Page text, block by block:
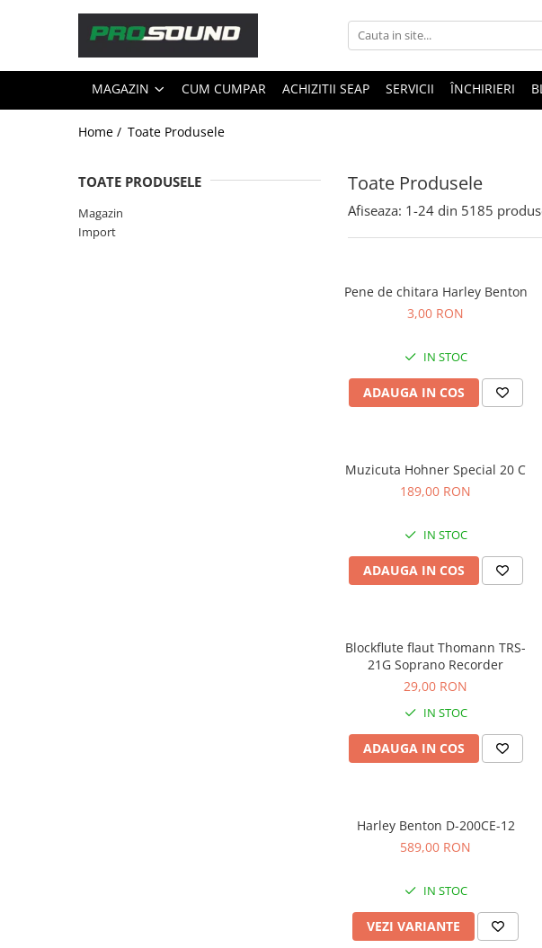
Magazin
Sonorizare / PA
Accesorii sonorizare, PA
Boxe Audio
Ecrane de difuzie
MAGAZIN CUM CUMPAR ACHIZITII SEAP SERVICII ÎNCHIRIERI
Home / Toate Produsele
Toate Produsele
TOATE PRODUSELE
Magazin
Import
Afiseaza: 1-24 din 5185
Pene de chitara Harley Benton
3,00 RON
IN STOC
ADAUGA IN COS
Muzicuta Hohner Special 20 C
189,00 RON
IN STOC
ADAUGA IN COS
Blockflute flaut Thomann TRS-
21G Soprano Recorder
29,00 RON
IN STOC
ADAUGA IN COS
Harley Benton D-200CE-12
589,00 RON
IN STOC
VEZI VARIANTE